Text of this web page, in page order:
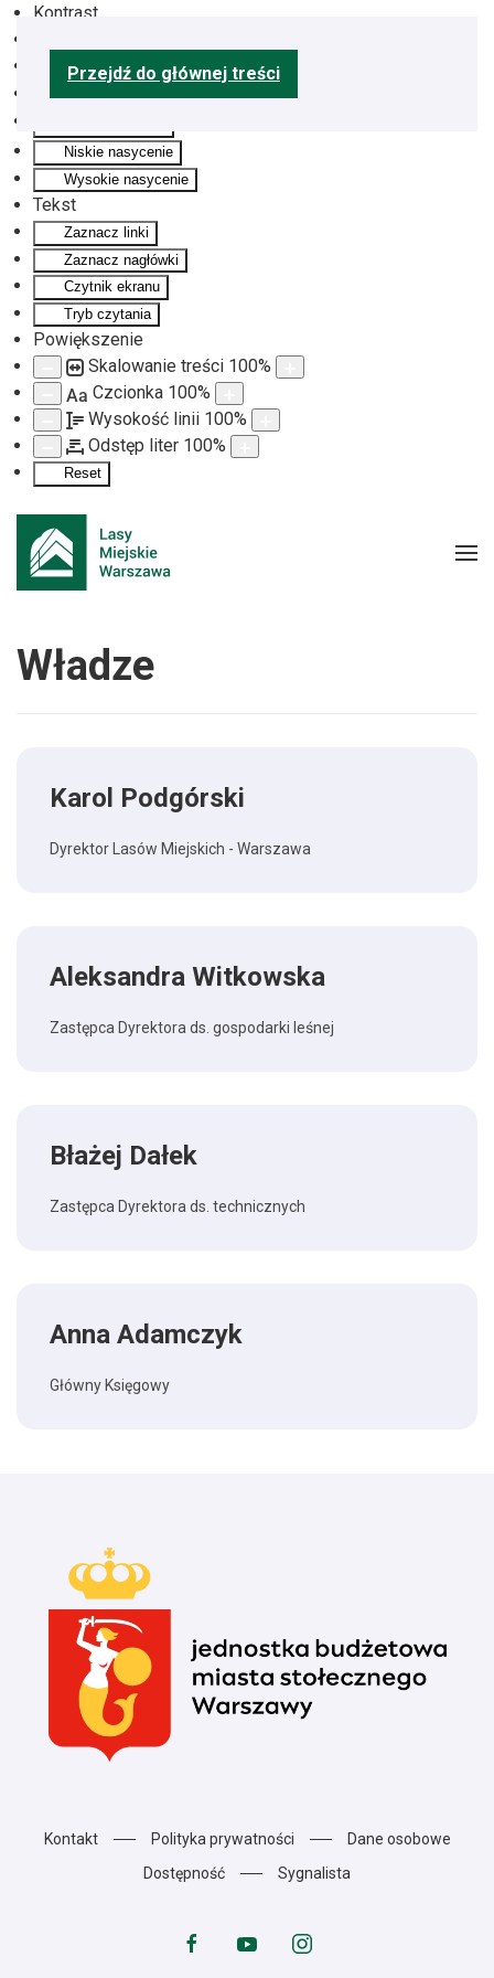
Kontrast
Monochromatyczny
Niskie nasycenie
Wysokie nasycenie
Tekst
Zaznacz linki
Zaznacz nagłówki
Czytnik ekranu
Tryb czytania
Powiększenie
Skalowanie treści 100%
Aa Czcionka 100%
Wysokość linii 100%
Odstęp liter 100%
Reset
Przejdź do głównej treści
Władze
Karol Podgórski
Dyrektor Lasów Miejskich - Warszawa
Aleksandra Witkowska
Zastępca Dyrektora ds. gospodarki leśnej
Błażej Dałek
Zastępca Dyrektora ds. technicznych
Anna Adamczyk
Główny Księgowy
Kontakt Polityka prywatności
Dane osobowe
Dostępność
Sygnalista